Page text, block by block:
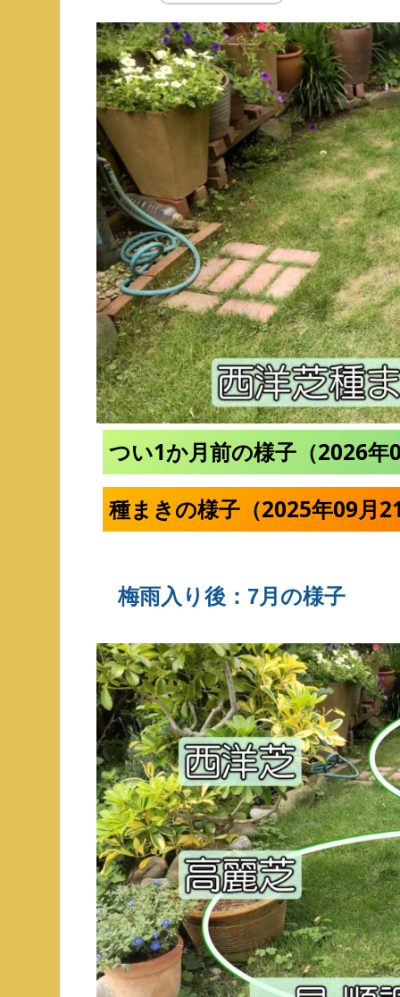
つい1か月前の様子（2026
種まきの様子（2025年09月
梅雨入り後：7月の様子